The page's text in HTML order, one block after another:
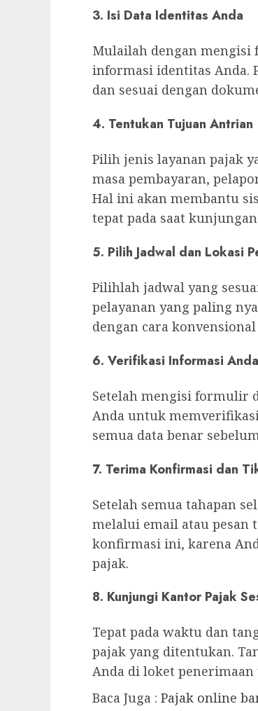
3. Isi Data Identitas Anda
Mulailah dengan
informasi identitas Anda.
dan sesuai dengan
4. Tentukan Tujuan Antrian
Pilih jenis layanan pajak
masa pembayaran,
Hal ini akan membantu
tepat pada saat
5. Pilih Jadwal dan Lokasi
Pilihlah jadwal yang
pelayanan yang paling
dengan cara konvensional
6. Verifikasi Informasi Anda
Setelah mengisi formulir
Anda untuk
semua data benar
7. Terima Konfirmasi dan
Setelah semua tahapan
melalui email atau pesan
konfirmasi ini, karena
pajak.
8. Kunjungi Kantor Pajak
Tepat pada waktu dan
pajak yang ditentukan.
Anda di loket
Baca Juga : Pajak online